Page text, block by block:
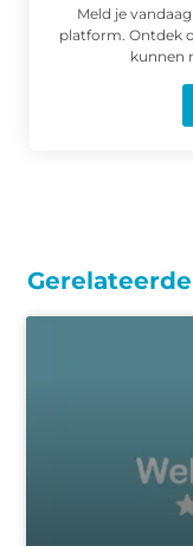
Meld je
platform. Ontdek
kunnen